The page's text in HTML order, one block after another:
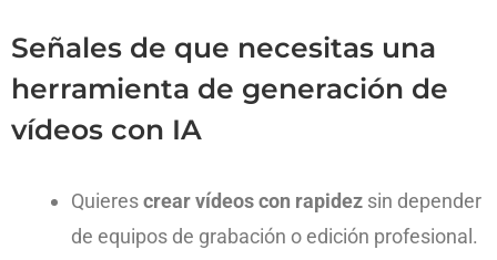
Señales de que necesitas una
herramienta de generación de
vídeos con IA
Quierescrear vídeos con rapidez sin depender
de equipos de grabación o edición profesional.